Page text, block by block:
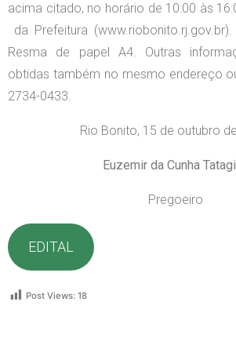
acima citado, no horário de 10:00 às
da Prefeitura
Resma de papel A4. Outras
obtidas também no mesmo endereço
2734-0433.
Rio Bonito, 15 de outubro
Euzemir da Cunha
Pregoeiro
EDITAL
Post Views: 18